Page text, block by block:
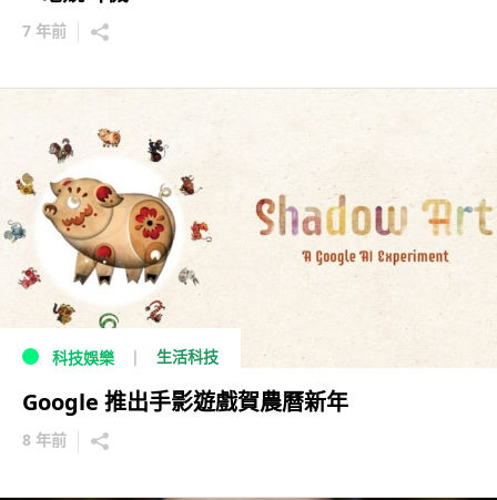
7 年前
科技娛樂 生活科技
Google 推出手影遊戲賀農曆新年
8 年前